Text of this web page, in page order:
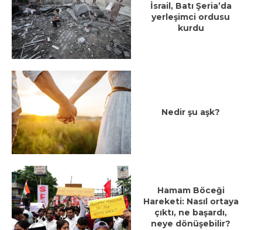
İsrail, Batı Şeria’da
yerleşimci ordusu
kurdu
Nedir şu aşk?
Hamam Böceği
Hareketi: Nasıl ortaya
çıktı, ne başardı,
neye dönüşebilir?